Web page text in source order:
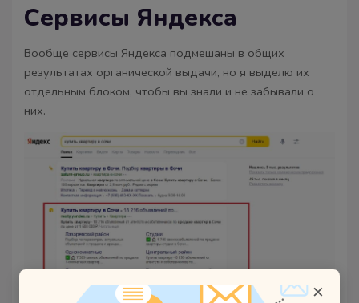
Сервисы Яндекса
Вообще сервисы Яндекса подмешаны в общих
результатах органической выдачи, но я выделю их
отдельным блоком, чтобы вы знали и не забывали о
них.
×